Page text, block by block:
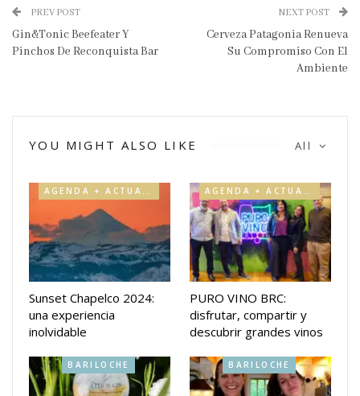
PREV POST
Gin&Tonic Beefeater Y
Pinchos De Reconquista Bar
NEXT POST
Cerveza Patagonia Renueva
Su Compromiso Con El
Ambiente
All
YOU MIGHT ALSO LIKE
Sunset Chapelco 2024:
una experiencia
inolvidable
PURO VINO BRC:
disfrutar, compartir y
descubrir grandes vinos
BARILOCHE BARILOCHE